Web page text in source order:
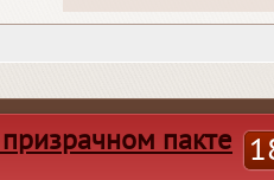
призрачном пакте